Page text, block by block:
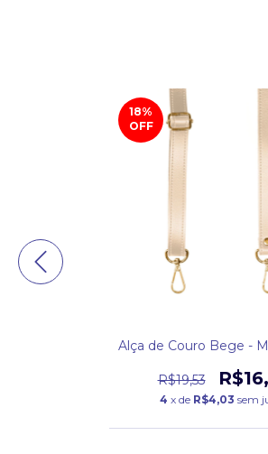
18%
OFF
Alça de Couro Bege -
R$19,53
4 x de R$4,03 sem